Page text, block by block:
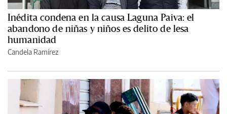
Inédita condena en la causa Laguna Paiva: el
abandono de niñas y niños es delito de lesa
humanidad
Candela Ramírez